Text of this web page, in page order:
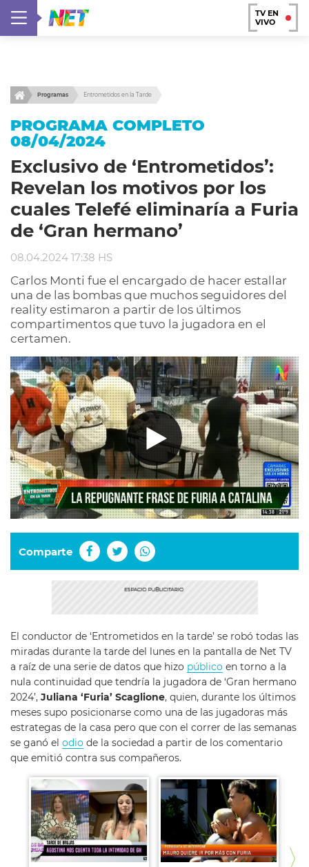
TV EN
VIVO
Programas Entrometidos en la Tarde
PROGRAMA COMPLETO
08/04/2024
Exclusivo de ‘Entrometidos’:
Revelan los motivos por los
cuales Telefé eliminaría a Furia
de ‘Gran hermano’
08.04.2024 17:38 HS
Carlos Monti fue el encargado de hacer estallar
una de las bombas que muchos seguidores del
reality estimaron a partir de los últimos
compartimentos que tuvo la jugadora en el
certamen.
Comparte
El conductor de ‘Entrometidos en la tarde’ se robó todas las
miradas durante la tarde del lunes en la pantalla de Net TV
a raíz de una serie de datos que hizo público en torno a la
nula continuidad que tendría la jugadora de ‘Gran hermano
2024’, Juliana ‘Furia’ Scaglione, quien, durante los últimos
meses supo posicionarse como una de las jugadoras más
estrategas de la casa pero que con el correr de las semanas
se ganó el odio de la sociedad a partir de los comentario
que emitió contra sus compañeros.